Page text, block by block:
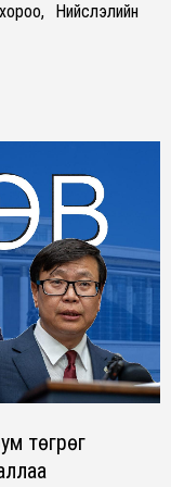
Нийслэлийн
төгрөг